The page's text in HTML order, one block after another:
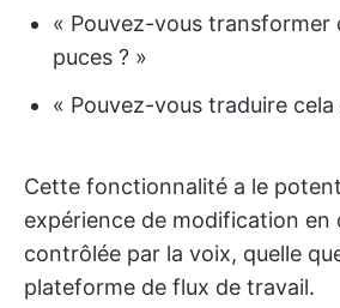
« Pouvez-vous transformer
puces ? »
« Pouvez-vous traduire cela
Cette fonctionnalité a le
expérience de modification en
contrôlée par la voix, quelle
plateforme de flux de travail.